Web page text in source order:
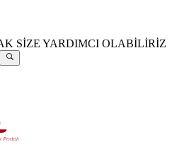
SİZE YARDIMCI OLABİLİRİZ